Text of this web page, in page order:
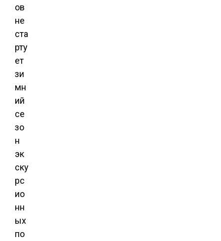
ов
не
ста
рту
ет
зи
мн
ий
се
зо
н
эк
ску
рс
ио
нн
ых
по